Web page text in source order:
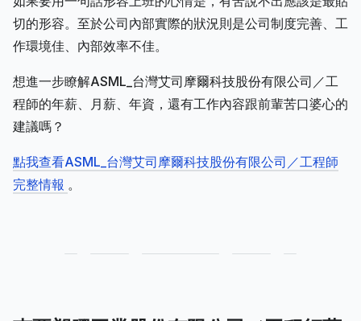
切的形容。至於公司內部實際的狀況則是公司制度完善、工
作環境佳、內部效率不佳。
想進一步瞭解ASML_台灣艾司摩爾科技股份有限公司／工
程師的年薪、月薪、年資，還有工作內容跟前輩苦口婆心的
建議嗎？
點我查看ASML_台灣艾司摩爾科技股份有限公司／工程師
完整情報 。